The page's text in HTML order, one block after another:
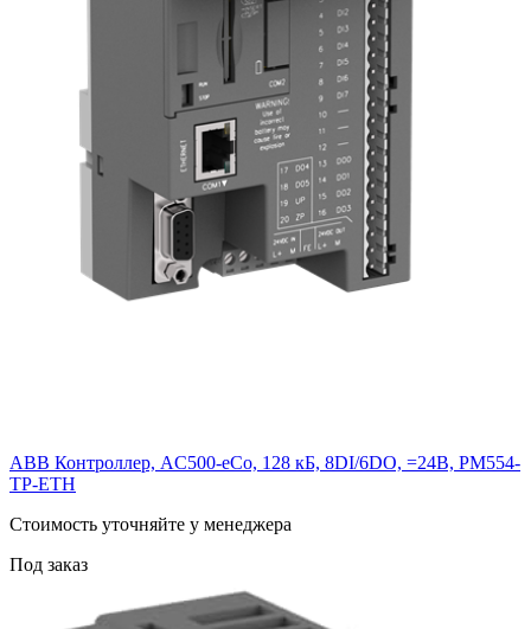
ABB Контроллер, AC500-eCo, 128 кБ, 8DI/6DO, =24В, PM554-
TP-ETH
Cтоимость уточняйте у менеджера
Под заказ